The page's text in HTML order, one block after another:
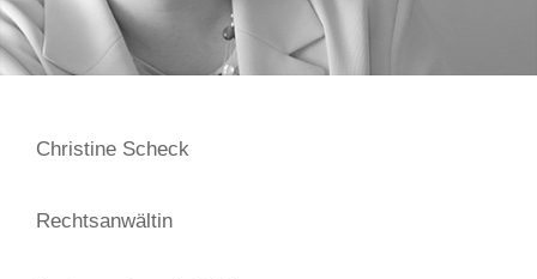
Christine Scheck
Rechtsanwältin